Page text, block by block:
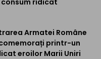
Armatei Române
printr-un
eroilor Marii Uniri